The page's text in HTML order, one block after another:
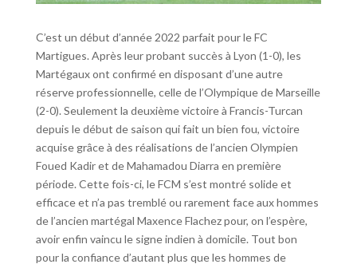
C’est un début d’année 2022 parfait pour le FC
Martigues. Après leur probant succès à Lyon (1-0), les
Martégaux ont confirmé en disposant d’une autre
réserve professionnelle, celle de l’Olympique de Marseille
(2-0). Seulement la deuxième victoire à Francis-Turcan
depuis le début de saison qui fait un bien fou, victoire
acquise grâce à des réalisations de l’ancien Olympien
Foued Kadir et de Mahamadou Diarra en première
période. Cette fois-ci, le FCM s’est montré solide et
efficace et n’a pas tremblé ou rarement face aux hommes
de l’ancien martégal Maxence Flachez pour, on l’espère,
avoir enfin vaincu le signe indien à domicile. Tout bon
pour la confiance d’autant plus que les hommes de